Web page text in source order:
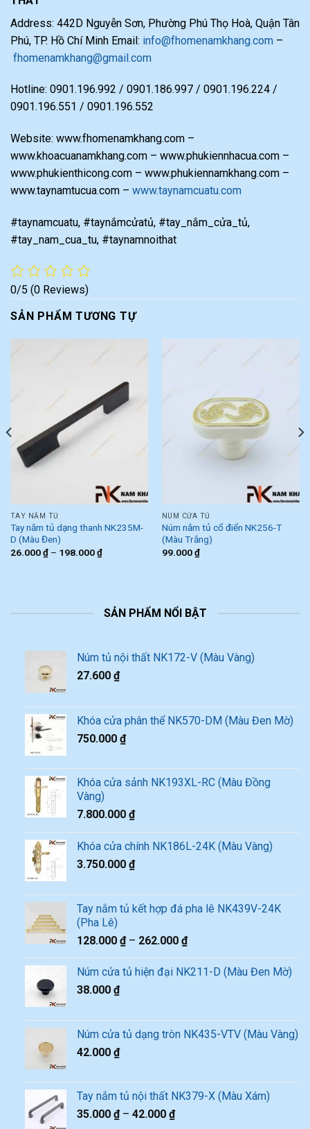
Address: 442D Nguyễn Sơn, Phường Phú Thọ Hoà, Quận Tân
Phú, TP. Hồ Chí Minh Email: info@fhomenamkhang.com –
fhomenamkhang@gmail.com
Hotline: 0901.196.992 / 0901.186.997 / 0901.196.224 /
0901.196.551 / 0901.196.552
Website: www.fhomenamkhang.com –
www.khoacuanamkhang.com – www.phukiennhacua.com –
www.phukienthicong.com – www.phukiennamkhang.com –
www.taynamtucua.com – www.taynamcuatu.com
#taynamcuatu, #taynắmcửatủ, #tay_nắm_cửa_tủ,
#tay_nam_cua_tu, #taynamnoithat
0/5 (0 Reviews)
SẢN PHẨM TƯƠNG TỰ
TAY NẮM TỦ
Tay nắm tủ dạng thanh NK235M-
D (Màu Đen)
26.000₫– 198.000₫
NÚM CỬA TỦ
Núm nắm tủ cổ điển NK256-T
(Màu Trắng)
99.000₫
SẢN PHẨM NỔI BẬT
Núm tủ nội thất NK172-V (Màu Vàng)
27.600 ₫
Khóa cửa phân thể NK570-DM (Màu Đen Mờ)
750.000 ₫
Khóa cửa sảnh NK193XL-RC (Màu Đồng
Vàng)
7.800.000 ₫
Khóa cửa chính NK186L-24K (Màu Vàng)
3.750.000 ₫
Tay nắm tủ kết hợp đá pha lê NK439V-24K
(Pha Lê)
128.000 ₫– 262.000 ₫
Núm cửa tủ hiện đại NK211-D (Màu Đen Mờ)
38.000 ₫
Núm cửa tủ dạng tròn NK435-VTV (Màu Vàng)
42.000 ₫
Tay nắm tủ nội thất NK379-X (Màu Xám)
35.000 ₫– 42.000 ₫